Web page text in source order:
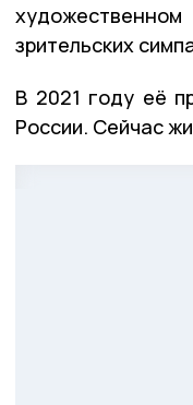
зрительских
В 2021 году её
России. Сейчас